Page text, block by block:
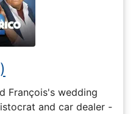
François's wedding
and car dealer -